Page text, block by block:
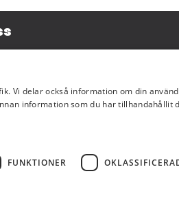
Vi delar också information om din
information som du har tillhandahållit
FUNKTIONER